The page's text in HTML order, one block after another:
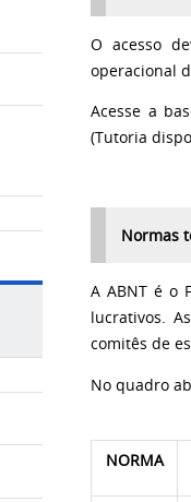
O acesso
operacional
Acesse a
(Tutoria
Normas
A ABNT é o
lucrativos.
comitês de
No quadro
NORMA